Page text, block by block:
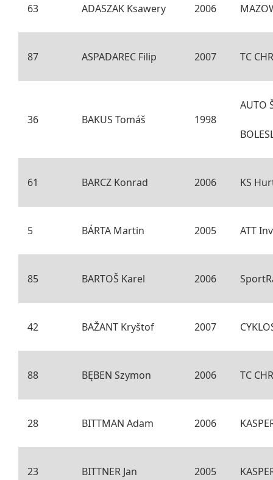
63 ADASZAK Ksawery 2006
87 ASPADAREC Filip 2007 TC
36 BAKUS Tomáš 1998
AUTO
61 BARCZ Konrad 2006 KS
5 BÁRTA Martin 2005 ATT
85 BARTOŠ Karel 2006
42 BAŽANT Kryštof 2007
88 BĘBEN Szymon 2006 TC
28 BITTMAN Adam 2006
23 BITTNER Jan 2005